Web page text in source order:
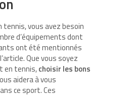
tennis, vous avez besoin
d’équipements dont
ont été mentionnés
Que vous soyez
en tennis,choisir les bons
aidera à vous
ce sport. Ces